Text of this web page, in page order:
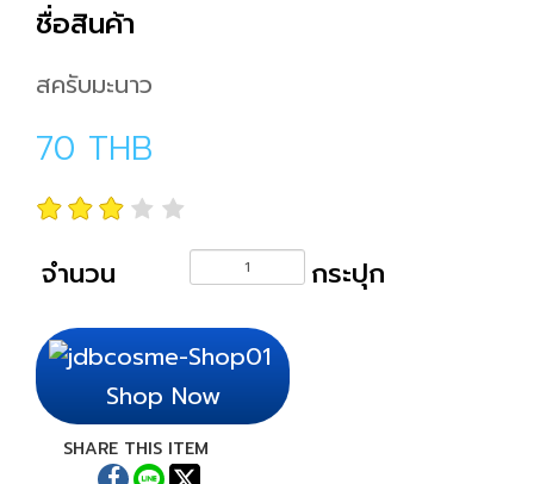
ชื่อสินค้า
สครับมะนาว
70 THB
จำนวน กระปุก
Shop Now
SHARE THIS ITEM